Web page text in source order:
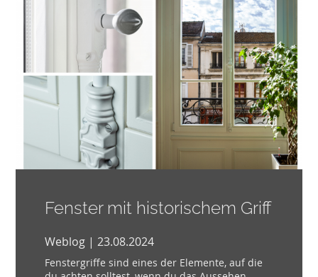
Fenster mit historischem Griff
Weblog | 23.08.2024
Fenstergriffe sind eines der Elemente, auf die